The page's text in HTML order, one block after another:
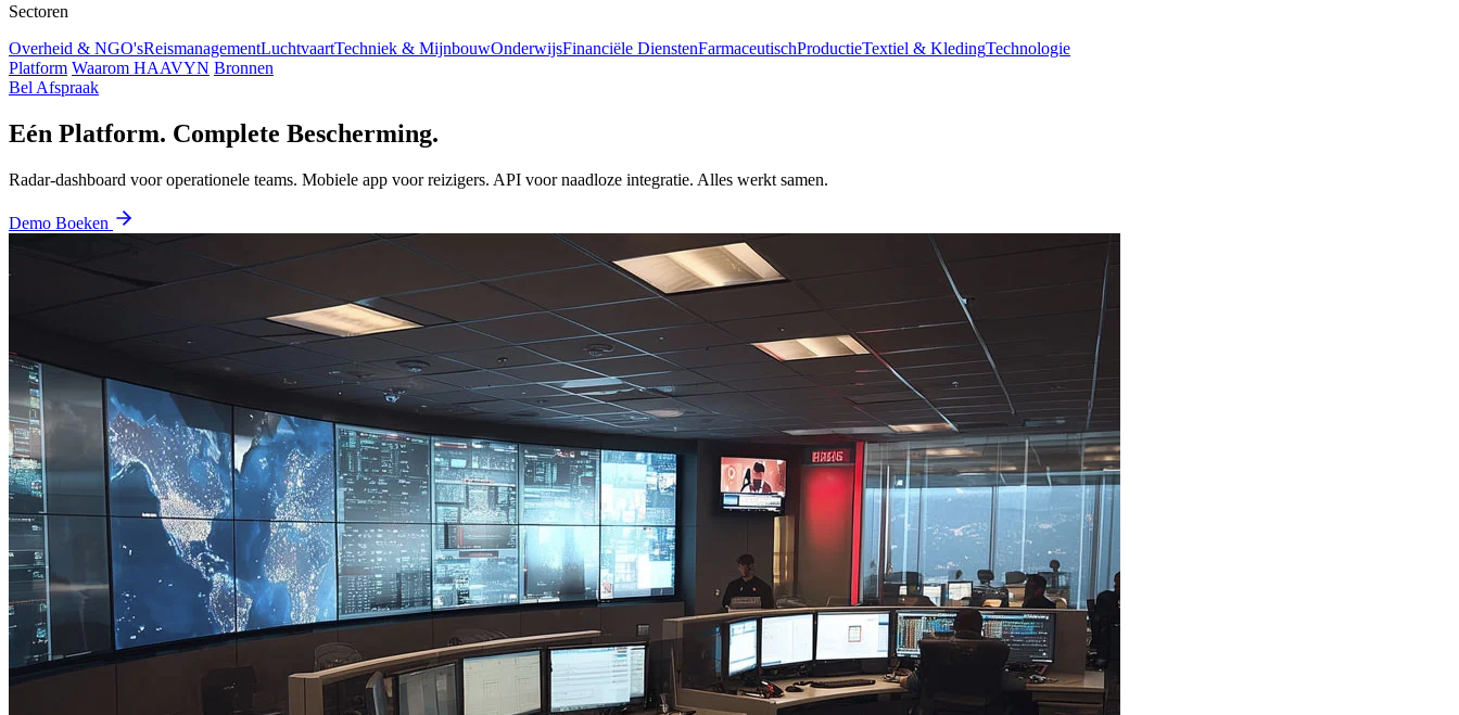
Sectoren
Overheid & NGO'sReismanagementLuchtvaartTechniek & MijnbouwOnderwijsFinanciële DienstenFarmaceutischProductieTextiel & KledingTechnologie
Platform Waarom HAAVYN Bronnen
Bel Afspraak
Eén Platform. Complete Bescherming.
Radar-dashboard voor operationele teams. Mobiele app voor reizigers. API voor naadloze integratie. Alles werkt samen.
Demo Boeken